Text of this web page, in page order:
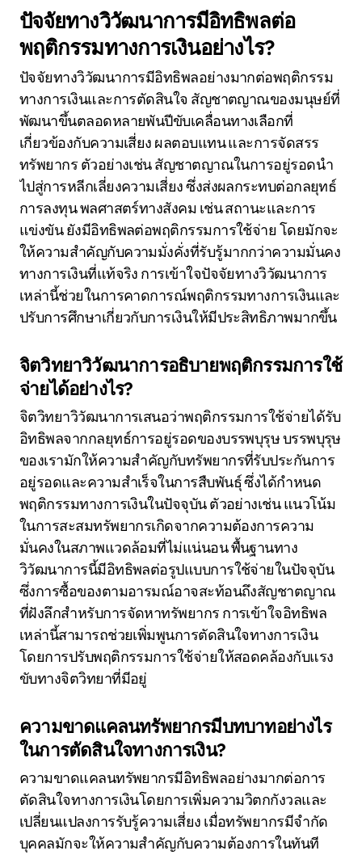
ปัจจัยทางวิวัฒนาการมีอิทธิพลต่อ
พฤติกรรมทางการเงินอย่างไร?
ปัจจัยทางวิวัฒนาการมีอิทธิพลอย่างมากต่อพฤติกรรม
ทางการเงินและการตัดสินใจ สัญชาตญาณของมนุษย์ที่
พัฒนาขึ้นตลอดหลายพันปีขับเคลื่อนทางเลือกที่
เกี่ยวข้องกับความเสี่ยง ผลตอบแทน และการจัดสรร
ทรัพยากร ตัวอย่างเช่น สัญชาตญาณในการอยู่รอดนำ
ไปสู่การหลีกเลี่ยงความเสี่ยง ซึ่งส่งผลกระทบต่อกลยุทธ์
การลงทุน พลศาสตร์ทางสังคม เช่น สถานะและการ
แข่งขัน ยังมีอิทธิพลต่อพฤติกรรมการใช้จ่าย โดยมักจะ
ให้ความสำคัญกับความมั่งคั่งที่รับรู้มากกว่าความมั่นคง
ทางการเงินที่แท้จริง การเข้าใจปัจจัยทางวิวัฒนาการ
เหล่านี้ช่วยในการคาดการณ์พฤติกรรมทางการเงินและ
ปรับการศึกษาเกี่ยวกับการเงินให้มีประสิทธิภาพมากขึ้น
จิตวิทยาวิวัฒนาการอธิบายพฤติกรรมการใช้
จ่ายได้อย่างไร?
จิตวิทยาวิวัฒนาการเสนอว่าพฤติกรรมการใช้จ่ายได้รับ
อิทธิพลจากกลยุทธ์การอยู่รอดของบรรพบุรุษ บรรพบุรุษ
ของเรามักให้ความสำคัญกับทรัพยากรที่รับประกันการ
อยู่รอดและความสำเร็จในการสืบพันธุ์ ซึ่งได้กำหนด
พฤติกรรมทางการเงินในปัจจุบัน ตัวอย่างเช่น แนวโน้ม
ในการสะสมทรัพยากรเกิดจากความต้องการความ
มั่นคงในสภาพแวดล้อมที่ไม่แน่นอน พื้นฐานทาง
วิวัฒนาการนี้มีอิทธิพลต่อรูปแบบการใช้จ่ายในปัจจุบัน
ซึ่งการซื้อของตามอารมณ์อาจสะท้อนถึงสัญชาตญาณ
ที่ฝังลึกสำหรับการจัดหาทรัพยากร การเข้าใจอิทธิพล
เหล่านี้สามารถช่วยเพิ่มพูนการตัดสินใจทางการเงิน
โดยการปรับพฤติกรรมการใช้จ่ายให้สอดคล้องกับแรง
ขับทางจิตวิทยาที่มีอยู่
ความขาดแคลนทรัพยากรมีบทบาทอย่างไร
ในการตัดสินใจทางการเงิน?
ความขาดแคลนทรัพยากรมีอิทธิพลอย่างมากต่อการ
ตัดสินใจทางการเงินโดยการเพิ่มความวิตกกังวลและ
เปลี่ยนแปลงการรับรู้ความเสี่ยง เมื่อทรัพยากรมีจำกัด
บุคคลมักจะให้ความสำคัญกับความต้องการในทันที